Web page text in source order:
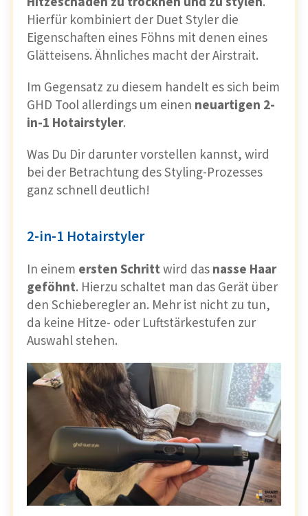
Hierfür kombiniert der Duet Styler die
Eigenschaften eines Föhns mit denen eines
Glätteisens. Ähnliches macht der Airstrait.
Im Gegensatz zu diesem handelt es sich beim
GHD Tool allerdings um einen neuartigen 2-
in-1 Hotairstyler.
Was Du Dir darunter vorstellen kannst, wird
bei der Betrachtung des Styling-Prozesses
ganz schnell deutlich!
2-in-1 Hotairstyler
In einem ersten Schritt wird das nasse Haar
geföhnt. Hierzu schaltet man das Gerät über
den Schieberegler an. Mehr ist nicht zu tun,
da keine Hitze- oder Luftstärkestufen zur
Auswahl stehen.